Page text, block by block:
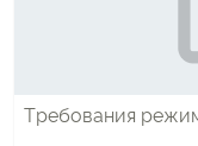
Требования